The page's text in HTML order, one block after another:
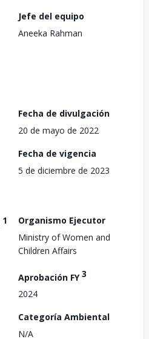
Jefe del equipo
Aneeka Rahman
Fecha de divulgación
20 de mayo de 2022
Fecha de vigencia
5 de diciembre de 2023
1
Organismo Ejecutor
Ministry of Women and
Children Affairs
Aprobación FY3
2024
Categoría Ambiental
N/A